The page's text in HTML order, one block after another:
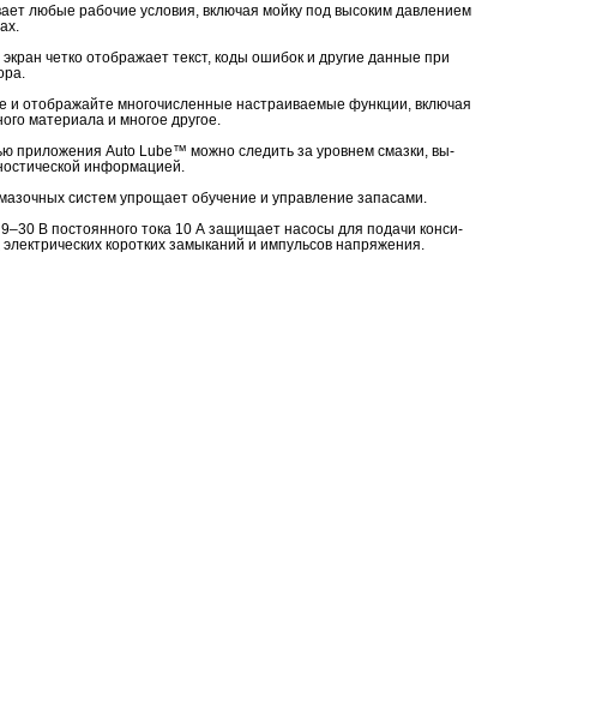
любые ра­бо­чие усло­вия, вклю­чая мойку под вы­со­ким дав­ле­ни­ем
четко отоб­ра­жа­ет текст, коды оши­бок и дру­гие дан­ные при
отоб­ра­жай­те мно­го­чис­лен­ные на­стра­и­ва­е­мые функ­ции, вклю­чая
ма­те­ри­а­ла и мно­гое дру­гое.
при­ло­же­ния Auto Lube™ можно сле­дить за уров­нем смаз­ки, вы­
ин­фор­ма­ци­ей.
си­стем упро­ща­ет обу­че­ние и управ­ле­ние за­па­са­ми.
В по­сто­ян­но­го тока 10 А за­щи­ща­ет на­со­сы для по­да­чи кон­си­
ко­рот­ких за­мы­ка­ний и им­пуль­сов на­пря­же­ния.